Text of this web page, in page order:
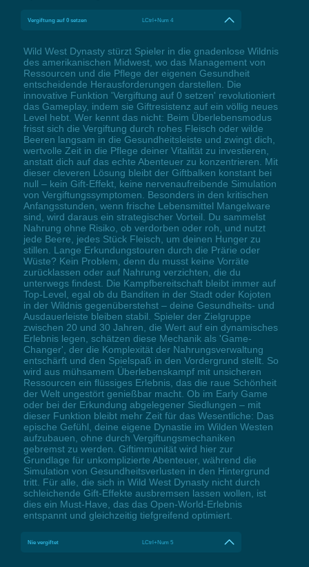
Vergiftung auf 0 setzen LCtrl+Num 4
Wild West Dynasty stürzt Spieler in die gnadenlose Wildnis
des amerikanischen Midwest, wo das Management von
Ressourcen und die Pflege der eigenen Gesundheit
entscheidende Herausforderungen darstellen. Die
innovative Funktion 'Vergiftung auf 0 setzen' revolutioniert
das Gameplay, indem sie Giftresistenz auf ein völlig neues
Level hebt. Wer kennt das nicht: Beim Überlebensmodus
frisst sich die Vergiftung durch rohes Fleisch oder wilde
Beeren langsam in die Gesundheitsleiste und zwingt dich,
wertvolle Zeit in die Pflege deiner Vitalität zu investieren,
anstatt dich auf das echte Abenteuer zu konzentrieren. Mit
dieser cleveren Lösung bleibt der Giftbalken konstant bei
null – kein Gift-Effekt, keine nervenaufreibende Simulation
von Vergiftungssymptomen. Besonders in den kritischen
Anfangsstunden, wenn frische Lebensmittel Mangelware
sind, wird daraus ein strategischer Vorteil. Du sammelst
Nahrung ohne Risiko, ob verdorben oder roh, und nutzt
jede Beere, jedes Stück Fleisch, um deinen Hunger zu
stillen. Lange Erkundungstouren durch die Prärie oder
Wüste? Kein Problem, denn du musst keine Vorräte
zurücklassen oder auf Nahrung verzichten, die du
unterwegs findest. Die Kampfbereitschaft bleibt immer auf
Top-Level, egal ob du Banditen in der Stadt oder Kojoten
in der Wildnis gegenüberstehst – deine Gesundheits- und
Ausdauerleiste bleiben stabil. Spieler der Zielgruppe
zwischen 20 und 30 Jahren, die Wert auf ein dynamisches
Erlebnis legen, schätzen diese Mechanik als 'Game-
Changer', der die Komplexität der Nahrungsverwaltung
entschärft und den Spielspaß in den Vordergrund stellt. So
wird aus mühsamem Überlebenskampf mit unsicheren
Ressourcen ein flüssiges Erlebnis, das die raue Schönheit
der Welt ungestört genießbar macht. Ob im Early Game
oder bei der Erkundung abgelegener Siedlungen – mit
dieser Funktion bleibt mehr Zeit für das Wesentliche: Das
epische Gefühl, deine eigene Dynastie im Wilden Westen
aufzubauen, ohne durch Vergiftungsmechaniken
gebremst zu werden. Giftimmunität wird hier zur
Grundlage für unkomplizierte Abenteuer, während die
Simulation von Gesundheitsverlusten in den Hintergrund
tritt. Für alle, die sich in Wild West Dynasty nicht durch
schleichende Gift-Effekte ausbremsen lassen wollen, ist
dies ein Must-Have, das das Open-World-Erlebnis
entspannt und gleichzeitig tiefgreifend optimiert.
Nie vergiftet LCtrl+Num 5